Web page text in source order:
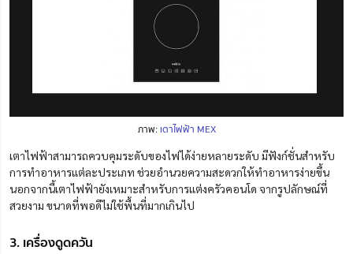
ภาพ: เตาไฟฟ้า MEX
เตาไฟฟ้าสามารถควบคุมระดับของไฟได้ง่ายหลายระดับ มีฟังก์ชั่นสำหรับ
การทำอาหารแต่ละประเภท ช่วยอำนวยความสะดวกให้ทำอาหารง่ายขึ้น
นอกจากนี้เตาไฟฟ้ายังเหมาะสำหรับการแต่งครัวคอนโด จากรูปลักษณ์ที่
สวยงาม ขนาดที่พอดีไม่ใช้พื้นที่มากเกินไป
3. เครื่องดูดควัน